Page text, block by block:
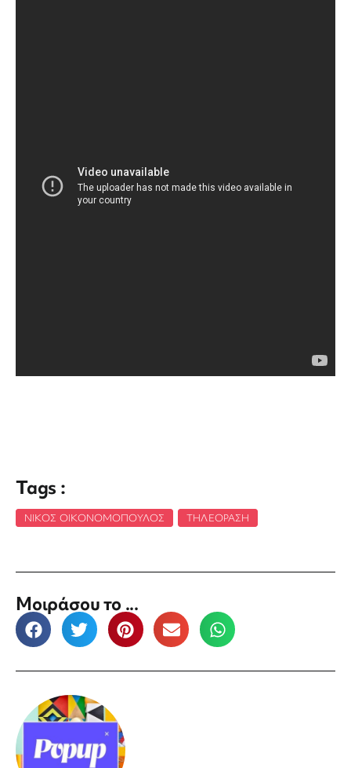
Tags :
ΝΊΚΟΣ ΟΙΚΟΝΟΜΌΠΟΥΛΟΣ ΤΗΛΕΌΡΑΣΗ
Μοιράσου το ...